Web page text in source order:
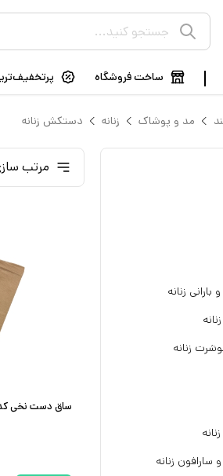
ساخت فروشگاه
مد و پوشاک زنانه دستکش زنانه
بارانی زنانه
زنانه
زنانه
مرتب
ساق دست نخی کد ۲۰۲۲ رنگ